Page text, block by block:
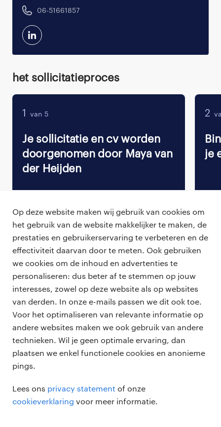
Op deze website maken wij gebruik van cookies om
het gebruik van de website makkelijker te maken, de
prestaties en gebruikerservaring te verbeteren en de
effectiviteit daarvan door te meten. Ook gebruiken
we cookies om de inhoud en advertenties te
personaliseren: dus beter af te stemmen op jouw
interesses, zowel op deze website als op websites
van derden. In onze e-mails passen we dit ook toe.
Voor het optimaliseren van relevante informatie op
andere websites maken we ook gebruik van andere
technieken. Wil je geen optimale ervaring, dan
plaatsen we enkel functionele cookies en anonieme
pings.
Lees ons privacy statement of onze
cookieverklaring voor meer informatie.
06-51661857
Het sollicitatieproces
1 van 5
Je sollicitatie en cv worden
doorgenomen door Maya van
der Heijden
2
je
Terug naar vacature overzicht
professionals
vacatures
zzp-opdrachten
careers for expats
voor opdrachtgevers
vacature plaatsen
over ons
werken bij Randstad
onze kantoren